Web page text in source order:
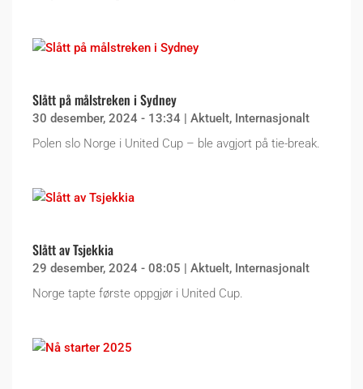
Slått på målstreken i Sydney
30 desember, 2024 - 13:34 | Aktuelt, Internasjonalt
Polen slo Norge i United Cup – ble avgjort på tie-break.
Slått av Tsjekkia
29 desember, 2024 - 08:05 | Aktuelt, Internasjonalt
Norge tapte første oppgjør i United Cup.